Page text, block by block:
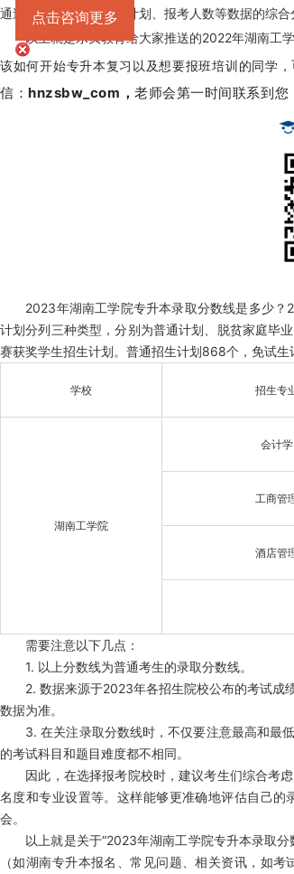
通过对学校性质、招生计划、报考人数等数据的综合
以上就是乐贞教育给大家推送的2022年湖南工学
该如何开始专升本复习以及想要报班培训的同学，
信： hnzsbw_com ，老师会第一时间联系到您
2023年湖南工学院专升本录取分数线是多少？
计划分列三种类型，分别为普通计划、脱贫家庭毕
赛获奖学生招生计划。普通招生计划868个，免试生
学校 招生专
湖南工学院
会计学
工商管
酒店管
需要注意以下几点：
1. 以上分数线为普通考生的录取分数线。
2. 数据来源于2023年各招生院校公布的考试成
数据为准。
3. 在关注录取分数线时，不仅要注意最高和最低
的考试科目和题目难度都不相同。
因此，在选择报考院校时，建议考生们综合考虑
名度和专业设置等。这样能够更准确地评估自己
会。
以上就是关于“2023年湖南工学院专升本录取分
（如湖南专升本报名、常见问题、相关资讯，如
点击咨询更多